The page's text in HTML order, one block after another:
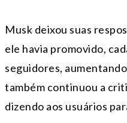
Musk deixou suas
ele havia promovido,
seguidores,
também continuou a
dizendo aos usuários